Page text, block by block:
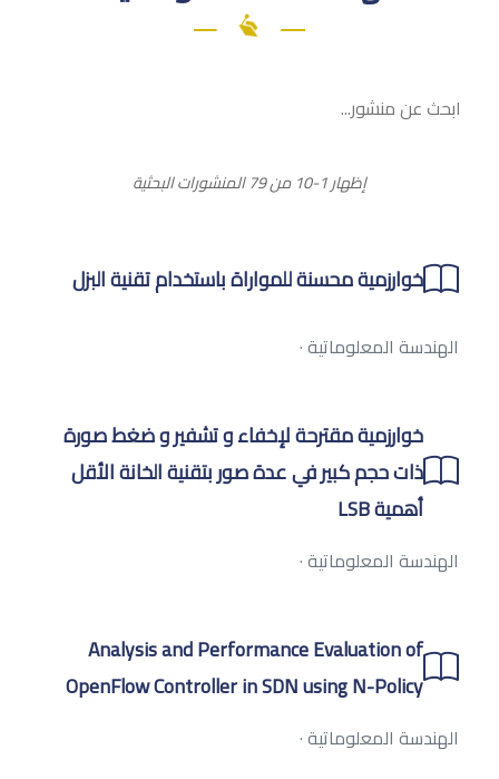
إظهار 1-10 من 79 المنشورات البحثية
خوارزمية محسنة للمواراة باستخدام تقنية البزل
الهندسة المعلوماتية·
خوارزمية مقترحة لإخفاء و تشفير و ضغط صورة
ذات حجم كبير في عدة صور بتقنية الخانة الأقل
أهمية LSB
الهندسة المعلوماتية·
Analysis and Performance Evaluation of
OpenFlow Controller in SDN using N-Policy
الهندسة المعلوماتية·